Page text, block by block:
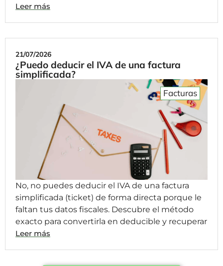
Leer más
21/07/2026
¿Puedo deducir el IVA de una factura
simplificada?
No, no puedes deducir el IVA de una factura
simplificada (ticket) de forma directa porque le
faltan tus datos fiscales. Descubre el método
exacto para convertirla en deducible y recuperar
Leer más
Facturas